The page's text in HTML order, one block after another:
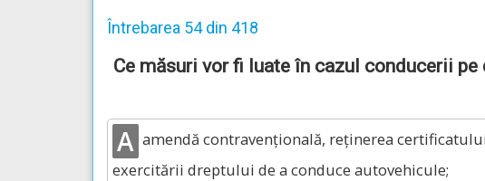
Întrebarea 54 din 418
Ce măsuri vor fi luate în cazul conducerii
A amendă contravențională, reținerea
exercitării dreptului de a conduce autovehicule;